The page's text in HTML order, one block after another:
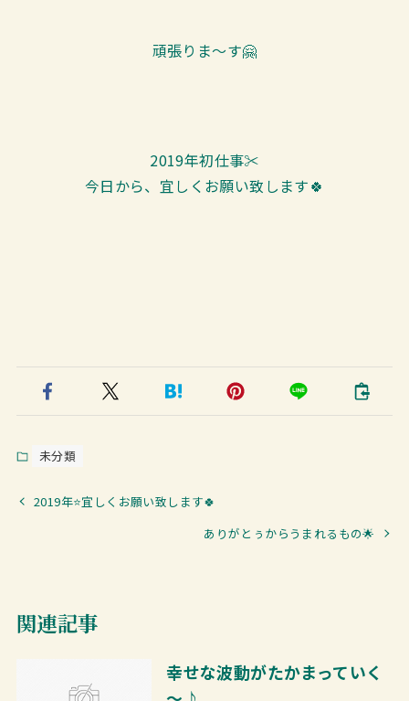
頑張りま～す🤗
2019年初仕事✂️
今日から、宜しくお願い致します🍀
未分類
2019年⭐宜しくお願い致します🍀
ありがとぅからうまれるもの🌟
関連記事
幸せな波動がたかまっていく